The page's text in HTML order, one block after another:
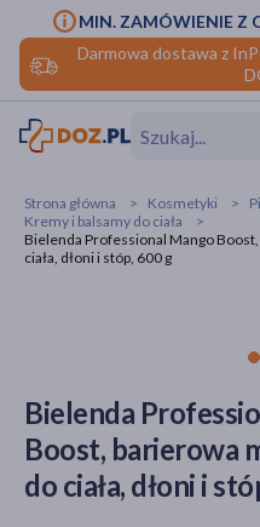
Darmowa dostawa z
MIN. ZAMÓWIENIE Z
Strona główna Kosmetyki
Kremy i balsamy do ciała
Bielenda Professional Mango
ciała, dłoni i stóp, 600 g
Bielenda
Boost, barierowa
do ciała, dłoni i